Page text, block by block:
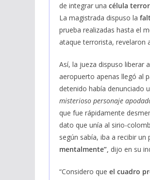
de integrar una célula
La magistrada dispuso la
prueba realizadas hasta el
ataque terrorista, revelaron
Así, la jueza dispuso liberar
aeropuerto apenas llegó al
detenido había denunciado
misterioso personaje
que fue rápidamente
dato que unía al sirio-
según sabía, iba a recibir
mentalmente”, dijo en su
“Considero que el cuadro